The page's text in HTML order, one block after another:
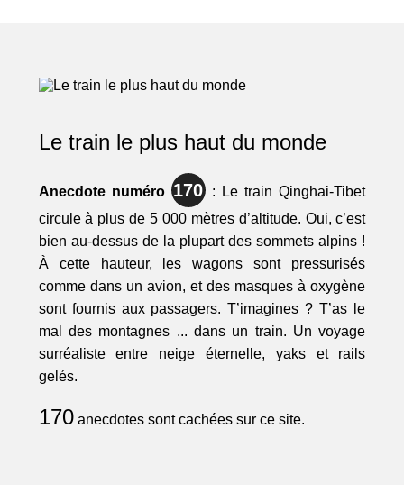
Le train le plus haut du monde
Anecdote numéro 170: Le train Qinghai-Tibet
circule à plus de 5 000 mètres d’altitude. Oui, c’est
bien au-dessus de la plupart des sommets alpins !
À cette hauteur, les wagons sont pressurisés
comme dans un avion, et des masques à oxygène
sont fournis aux passagers. T’imagines ? T’as le
mal des montagnes ... dans un train. Un voyage
surréaliste entre neige éternelle, yaks et rails
gelés.
170anecdotes sont cachées sur ce site.